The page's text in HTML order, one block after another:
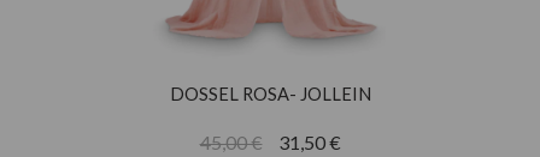
DOSSEL ROSA- JOLLEIN
45,00 € 31,50 €